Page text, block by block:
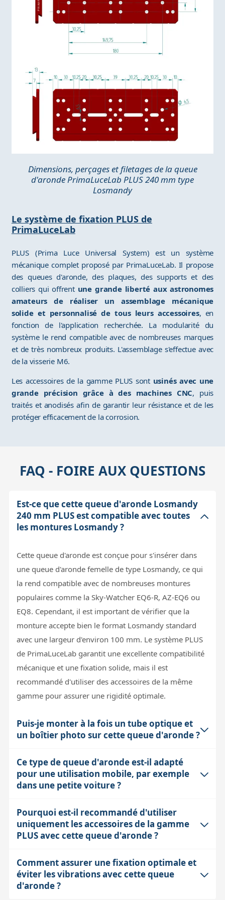
Dimensions, perçages et filetages de la queue
d'aronde PrimaLuceLab PLUS 240 mm type
Losmandy
Le système de fixation PLUS de
PrimaLuceLab
PLUS (Prima Luce Universal System) est un système
mécanique complet proposé par PrimaLuceLab. Il propose
des queues d'aronde, des plaques, des supports et des
colliers qui offrent une grande liberté aux astronomes
amateurs de réaliser un assemblage mécanique
solide et personnalisé de tous leurs accessoires, en
fonction de l'application recherchée. La modularité du
système le rend compatible avec de nombreuses marques
et de très nombreux produits. L'assemblage s'effectue avec
de la visserie M6.
Les accessoires de la gamme PLUS sont usinés avec une
grande précision grâce à des machines CNC, puis
traités et anodisés afin de garantir leur résistance et de les
protéger efficacement de la corrosion.
FAQ - FOIRE AUX QUESTIONS
Est-ce que cette queue d'aronde Losmandy
240 mm PLUS est compatible avec toutes
les montures Losmandy ?
Cette queue d'aronde est conçue pour s'insérer dans
une queue d'aronde femelle de type Losmandy, ce qui
la rend compatible avec de nombreuses montures
populaires comme la Sky-Watcher EQ6-R, AZ-EQ6 ou
EQ8. Cependant, il est important de vérifier que la
monture accepte bien le format Losmandy standard
avec une largeur d'environ 100 mm. Le système PLUS
de PrimaLuceLab garantit une excellente compatibilité
mécanique et une fixation solide, mais il est
recommandé d'utiliser des accessoires de la même
gamme pour assurer une rigidité optimale.
Puis-je monter à la fois un tube optique et
un boîtier photo sur cette queue d'aronde ?
Oui, cette queue d'aronde de 240 mm de long permet
de fixer un tube optique via des colliers adaptés
(jusqu'à 130 mm de diamètre pour une lunette ou 200
Kodak (1/4"-20) pour monter un boîtier photo ou un
accessoire en parallèle. Cette modularité facilite le
distance en parallèle au tube principal, ce qui est très
utile en astrophotographie pour améliorer la stabilité
et le guidage sans avoir à déplacer la monture.
Ce type de queue d'aronde est-il adapté
pour une utilisation mobile, par exemple
dans une petite voiture ?
Avec ses dimensions (240 mm de longueur, 100 mm
de largeur) et un poids de 600 g, cette queue d'aronde
reste relativement compacte et légère. Elle peut donc
poser de problème d'encombrement. En revanche, il
faut penser à bien protéger la queue d'aronde et les
Pourquoi est-il recommandé d'utiliser
uniquement les accessoires de la gamme
PLUS avec cette queue d'aronde ?
La gamme PLUS de PrimaLuceLab est un système
modulaire conçu pour offrir une précision d'usinage et
une rigidité mécanique supérieures grâce à des
Comment assurer une fixation optimale et
éviter les vibrations avec cette queue
d'aronde ?